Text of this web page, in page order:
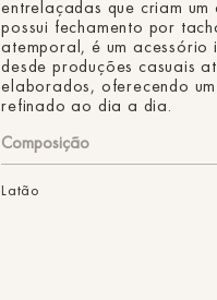
entrelaçadas que criam
possui fechamento por
atemporal, é um
desde produções casuais
elaborados, oferecendo
refinado ao dia a dia.
Composição
Latão